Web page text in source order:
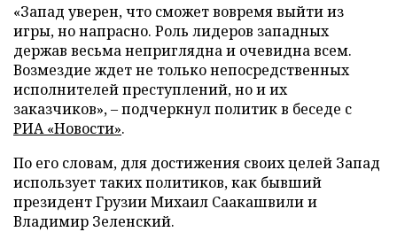
«Запад уверен, что сможет вовремя выйти из
игры, но напрасно. Роль лидеров западных
держав весьма неприглядна и очевидна всем.
Возмездие ждет не только непосредственных
исполнителей преступлений, но и их
заказчиков», – подчеркнул политик в беседе с
РИА «Новости».
По его словам, для достижения своих целей Запад
использует таких политиков, как бывший
президент Грузии Михаил Саакашвили и
Владимир Зеленский.